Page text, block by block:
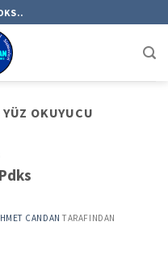
YÜZ OKUYUCU
CANDAN TARAFINDAN